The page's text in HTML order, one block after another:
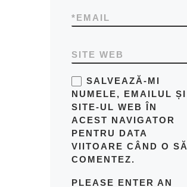
EMAIL
*
SITE WEB
SALVEAZĂ-MI
NUMELE, EMAILUL ȘI
SITE-UL WEB ÎN
ACEST NAVIGATOR
PENTRU DATA
VIITOARE CÂND O SĂ
COMENTEZ.
PLEASE ENTER AN